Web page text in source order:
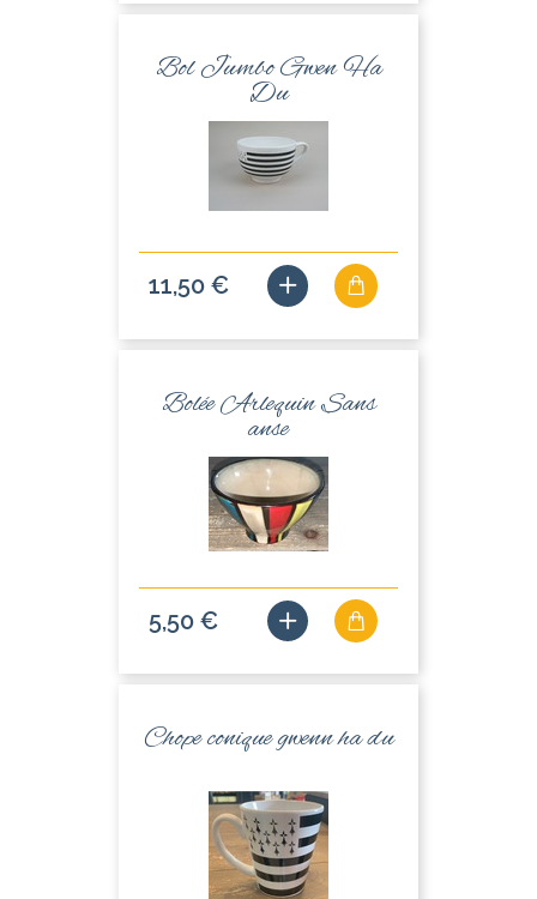
Bol Jumbo Gwen Ha
Du
11,50 €
Bolée Arlequin Sans
anse
5,50 €
Chope conique gwenn ha du